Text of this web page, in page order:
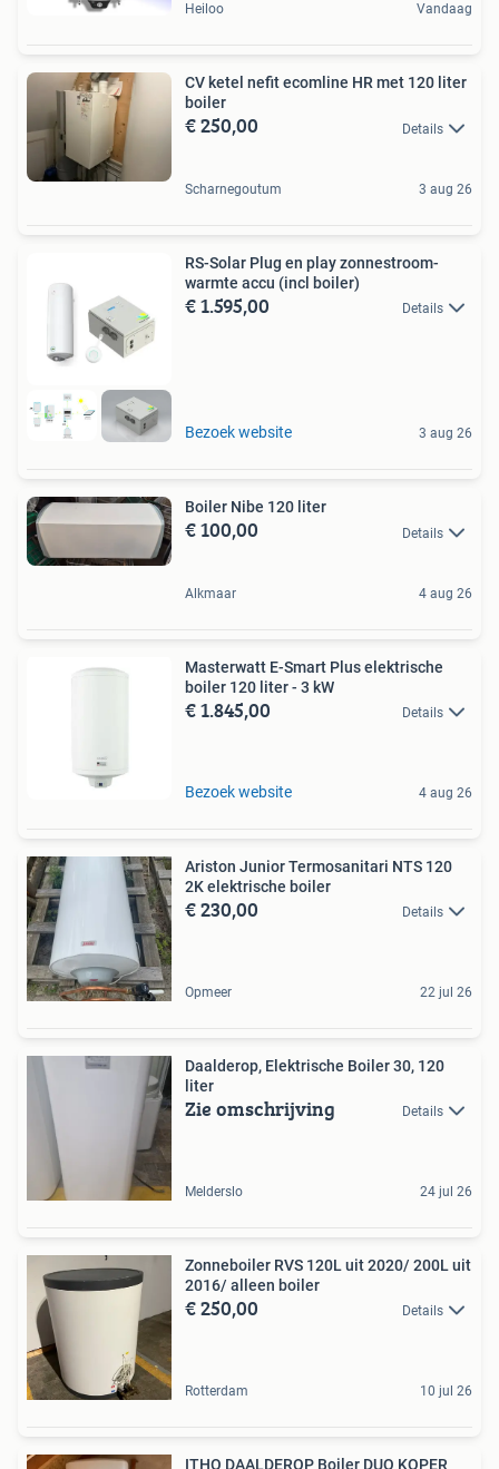
Heiloo Vandaag
CV ketel nefit ecomline HR met 120 liter
boiler
€ 250,00 Details
Scharnegoutum 3 aug 26
RS-Solar Plug en play zonnestroom-
warmte accu (incl boiler)
€ 1.595,00 Details
Bezoek website 3 aug 26
Boiler Nibe 120 liter
€ 100,00 Details
Alkmaar 4 aug 26
Masterwatt E-Smart Plus elektrische
boiler 120 liter - 3 kW
€ 1.845,00 Details
Bezoek website 4 aug 26
Ariston Junior Termosanitari NTS 120
2K elektrische boiler
€ 230,00 Details
Opmeer 22 jul 26
Daalderop, Elektrische Boiler 30, 120
liter
Zie omschrijving Details
Melderslo 24 jul 26
Zonneboiler RVS 120L uit 2020/ 200L uit
2016/ alleen boiler
€ 250,00 Details
Rotterdam 10 jul 26
ITHO DAALDEROP Boiler DUO KOPER